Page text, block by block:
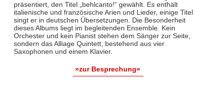
präsentiert, den Titel „behlcanto!“ gewählt. Es enthält
italienische und französische Arien und Lieder, einige Titel
singt er in deutschen Übersetzungen. Die Besonderheit
dieses Albums liegt im begleitenden Ensemble. Kein
Orchester und kein Pianist stehen dem Sänger zur Seite,
sondern das Alliage Quintett, bestehend aus vier
Saxophonen und einem Klavier.
»zur Besprechung«